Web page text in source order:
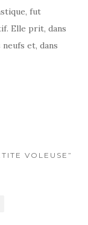
fut
Elle prit, dans
et, dans
VOLEUSE”